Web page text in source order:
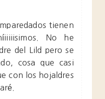
tienen
No he
del Lild pero se
cosa que casi
con los hojaldres